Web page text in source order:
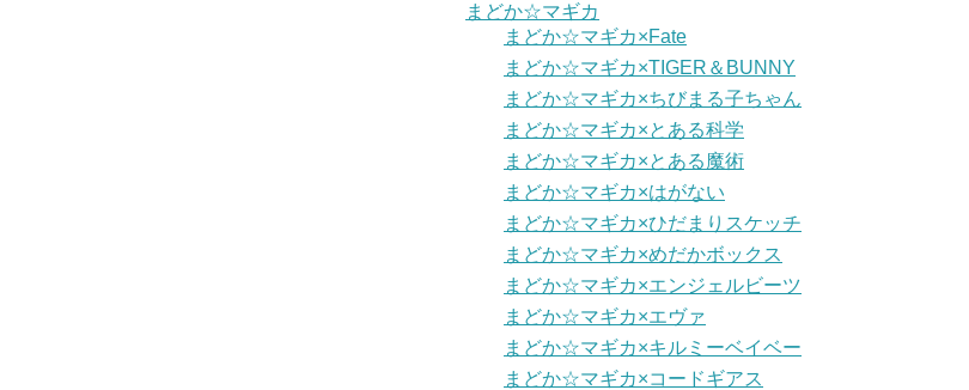
まどか☆マギカ
まどか☆マギカ×Fate
まどか☆マギカ×TIGER＆BUNNY
まどか☆マギカ×ちびまる子ちゃん
まどか☆マギカ×とある科学
まどか☆マギカ×とある魔術
まどか☆マギカ×はがない
まどか☆マギカ×ひだまりスケッチ
まどか☆マギカ×めだかボックス
まどか☆マギカ×エンジェルビーツ
まどか☆マギカ×エヴァ
まどか☆マギカ×キルミーベイベー
まどか☆マギカ×コードギアス